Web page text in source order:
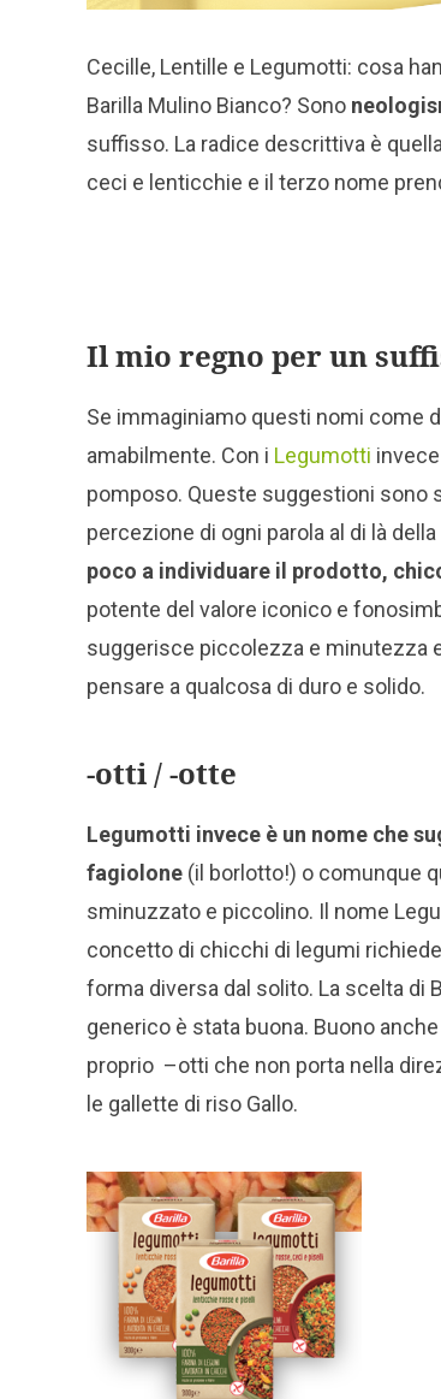
Cecille, Lentille e Legumotti: cosa
Barilla Mulino Bianco? Sono
suffisso. La radice descrittiva è
ceci e lenticchie e il terzo nome
Il mio regno per un
Se immaginiamo questi nomi come
amabilmente. Con i Legumotti
pomposo. Queste suggestioni sono
percezione di ogni parola al di là
poco a individuare il prodotto,
potente del valore iconico e
suggerisce piccolezza e minutezza
pensare a qualcosa di duro e solido.
-otti / -otte
Legumotti invece è un nome che
fagiolone (il borlotto!) o comunque
sminuzzato e piccolino. Il nome
concetto di chicchi di legumi
forma diversa dal solito. La scelta di
generico è stata buona. Buono
proprio –otti che non porta nella
le gallette di riso Gallo.